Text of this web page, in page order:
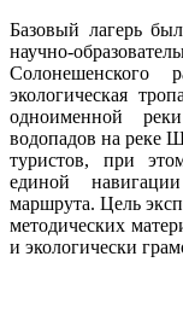
Базовый лагерь
научно-
Солонешенского
экологическая
одноименной
водопадов на реке
туристов, при
единой
маршрута. Цель
методических
и экологически